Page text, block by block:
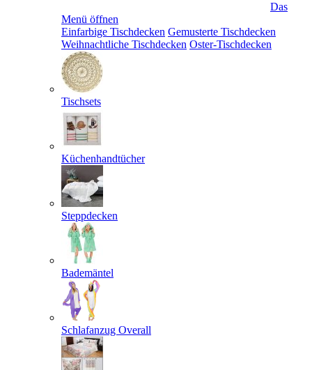
Das
Menü öffnen
Einfarbige Tischdecken Gemusterte Tischdecken
Weihnachtliche Tischdecken Oster-Tischdecken
Tischsets
Küchenhandtücher
Steppdecken
Bademäntel
Schlafanzug Overall